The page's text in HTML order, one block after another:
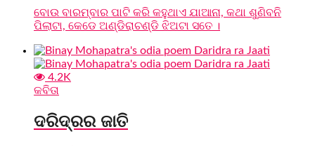
ବୋଉ ବାରମ୍ବାର ପାଟି କରି କହୁଥାଏ ଯାଆନା, କଥା ଶୁଣିବନି
ପିଲାଟା, କେଡେ ଅଣ୍ଡିରାଚଣ୍ଡି ଝିଅଟା ସତେ ।
4.2K
କବିତା
ଦରିଦ୍ରର ଜାତି